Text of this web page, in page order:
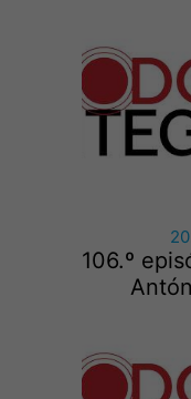
106.º